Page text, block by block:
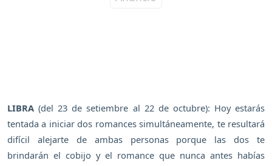
LIBRA (del 23 de setiembre al 22 de octubre): Hoy estarás
tentada a iniciar dos romances simultáneamente, te resultará
difícil alejarte de ambas personas porque las dos te
brindarán el cobijo y el romance que nunca antes habías